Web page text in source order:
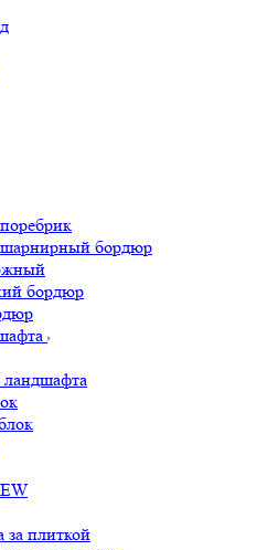
бордюр
бордюр
за плиткой